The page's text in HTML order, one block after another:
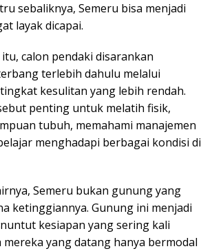
sebaliknya, Semeru bisa menjadi
layak dicapai.
calon pendaki disarankan
terlebih dahulu melalui
kesulitan yang lebih rendah.
penting untuk melatih fisik,
tubuh, memahami manajemen
menghadapi berbagai kondisi di
Semeru bukan gunung yang
ketinggiannya. Gunung ini menjadi
kesiapan yang sering kali
yang datang hanya bermodal